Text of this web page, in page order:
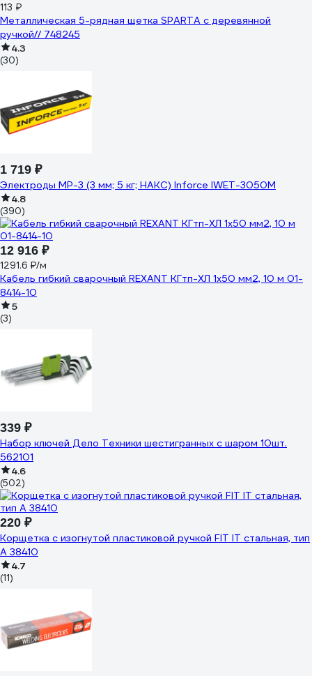
113 ₽
Металлическая 5-рядная щетка SPARTA с деревянной
ручкой// 748245
4.3
(30)
1 719 ₽
Электроды МР-3 (3 мм; 5 кг; НАКС) Inforce IWET-3050M
4.8
(390)
12 916 ₽
1291.6 ₽/м
Кабель гибкий сварочный REXANT КГтп-ХЛ 1х50 мм2, 10 м 01-
8414-10
5
(3)
339 ₽
Набор ключей Дело Техники шестигранных с шаром 10шт.
562101
4.6
(502)
220 ₽
Корщетка с изогнутой пластиковой ручкой FIT IT стальная, тип
А 38410
4.7
(11)